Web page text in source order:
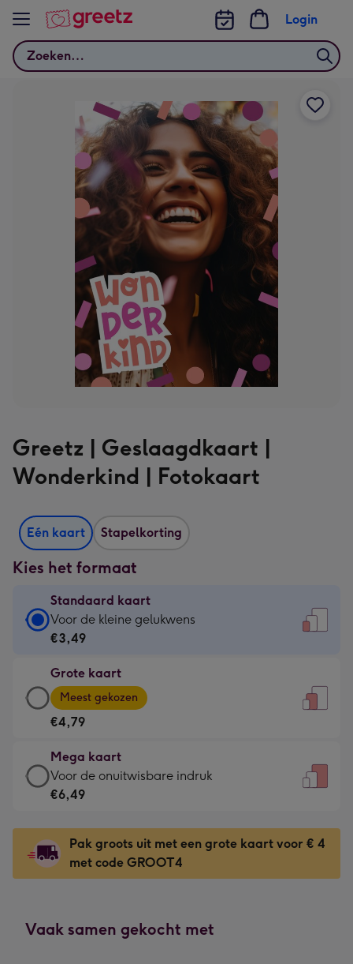
Bekijk meer
Zoeken
Login
Greetz | Geslaagdkaart |
Wonderkind | Fotokaart
Eén kaart Stapelkorting
Kies het formaat
Standaard kaart
Standaard
kaart
€3,49
-
Voor
kleine
gelukwens
-
120
x
160
mm
Voor de kleine gelukwens
€3,49
Grote kaart
Grote
kaart
-
€4,79
-
Meest
gekozen
Dimensions:
167
x
Meest gekozen
€4,79
Mega kaart
Mega
kaart
€6,49
-
Voor
indruk
Voor de onuitwisbare indruk
€6,49
Pak groots uit met een grote kaart voor € 4
met code GROOT4
Vaak samen gekocht met